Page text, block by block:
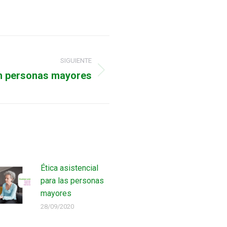
SIGUIENTE
personas mayores
Ética asistencial
para las personas
mayores
28/09/2020